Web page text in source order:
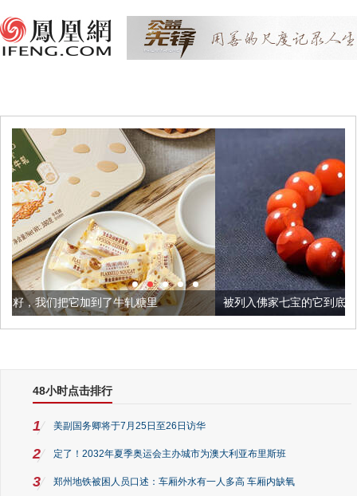
轧糖里 被列入佛家七宝的它到底有多美？
48小时点击排行
1 美副国务卿将于7月25日至26日访华
2 定了！2032年夏季奥运会主办城市为澳大利亚布里斯班
3 郑州地铁被困人员口述：车厢外水有一人多高 车厢内缺氧